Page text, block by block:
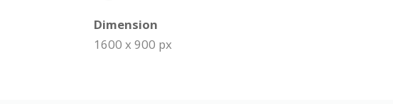
Dimension
1600 x 900 px